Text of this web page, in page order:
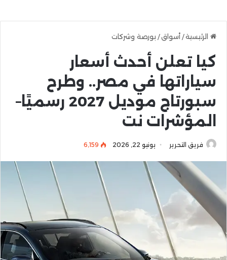
الرئيسية/ أسواق/ بورصة وشركات
كيا تعلن أحدث أسعار
سياراتها في مصر.. وطرح
سبورتاج موديل 2027 رسميًا–
المؤشرات نت
فريق التحرير يونيو 22, 2026 6٬159